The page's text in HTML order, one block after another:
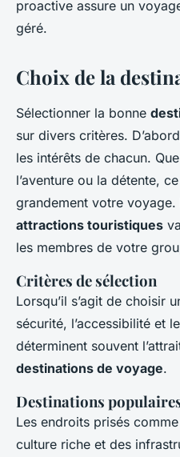
proactive assure un
géré.
Choix de la
Sélectionner la bonne
sur divers critères.
les intérêts de chacun.
l’aventure ou la détente,
grandement votre voyage.
attractions touristiques
les membres de votre
Critères de sélection
Lorsqu’il s’agit de choisir
sécurité, l’accessibilité et
déterminent souvent
destinations de voyage.
Destinations
Les endroits prisés
culture riche et des